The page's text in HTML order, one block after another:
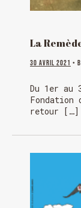
La
30 avril 2021 •
Du 1er au
Fondation
retour […]